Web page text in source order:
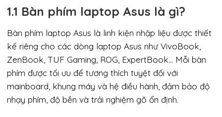
1.1 Bàn phím laptop Asus là gì?
Bàn phím laptop Asus là linh kiện nhập liệu được thiết
kế riêng cho các dòng laptop Asus như VivoBook,
ZenBook, TUF Gaming, ROG, ExpertBook… Mỗi bàn
phím được tối ưu để tương thích tuyệt đối với
mainboard, khung máy và hệ điều hành, đảm bảo độ
nhạy phím, độ bền và trải nghiệm gõ ổn định.